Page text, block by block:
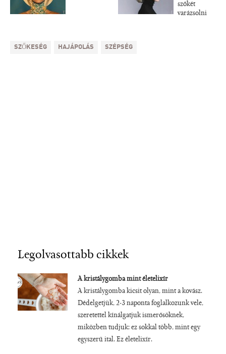
szőkét
varázsolni
SZŐKESÉG HAJÁPOLÁS SZÉPSÉG
Legolvasottabb cikkek
A kristálygomba mint életelixír
A kristálygomba kicsit olyan, mint a kovász.
Dédelgetjük, 2-3 naponta foglalkozunk vele,
szeretettel kínálgatjuk ismerősöknek,
miközben tudjuk: ez sokkal több, mint egy
egyszerű ital. Ez életelixír.